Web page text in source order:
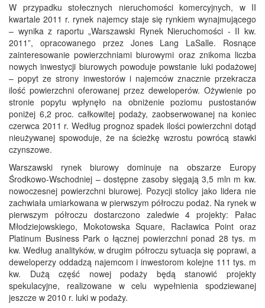
W przypadku stołecznych nieruchomości komercyjnych, w II
kwartale 2011 r. rynek najemcy staje się rynkiem wynajmującego
– wynika z raportu „Warszawski Rynek Nieruchomości - II kw.
2011”, opracowanego przez Jones Lang LaSalle. Rosnące
zainteresowanie powierzchniami biurowymi oraz znikoma liczba
nowych inwestycji biurowych powoduje powstanie luki podażowej
– popyt ze strony inwestorów i najemców znacznie przekracza
ilość powierzchni oferowanej przez deweloperów. Ożywienie po
stronie popytu wpłynęło na obniżenie poziomu pustostanów
poniżej 6,2 proc. całkowitej podaży, zaobserwowanej na koniec
czerwca 2011 r. Według prognoz spadek ilości powierzchni dotąd
nieużywanej spowoduje, że na ścieżkę wzrostu powrócą stawki
czynszowe.
Warszawski rynek biurowy dominuje na obszarze Europy
Środkowo-Wschodniej – dostępne zasoby sięgają 3,5 mln m kw.
nowoczesnej powierzchni biurowej. Pozycji stolicy jako lidera nie
zachwiała umiarkowana w pierwszym półroczu podaż. Na rynek w
pierwszym półroczu dostarczono zaledwie 4 projekty: Pałac
Młodziejowskiego, Mokotowska Square, Racławica Point oraz
Platinum Business Park o łącznej powierzchni ponad 28 tys. m
kw. Według analityków, w drugim półroczu sytuacja się poprawi, a
deweloperzy oddadzą najemcom i inwestorom kolejne 111 tys. m
kw. Dużą część nowej podaży będą stanowić projekty
spekulacyjne, realizowane w celu wypełnienia spodziewanej
jeszcze w 2010 r. luki w podaży.